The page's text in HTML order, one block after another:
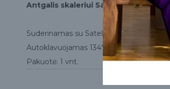
Antgalis skaleriui Satelec GD5
Suderinamas su Satelec tipo skaleriais.
Autoklavuojamas 134°C temperatūroje.
Pakuotė: 1 vnt.